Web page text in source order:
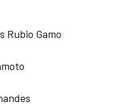
Rubio Gamo